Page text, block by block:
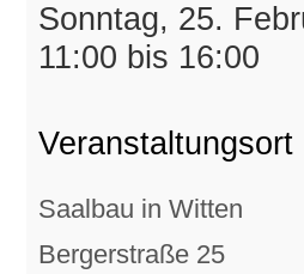
Sonntag, 25.
11:00 bis 16:00
Veranstaltungsort
Saalbau in Witten
Bergerstraße 25